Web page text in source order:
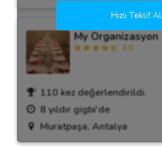
My Organizasyon
4.8
110 kez değerlendirildi.
8 yıldır gigbi'de
Muratpaşa, Antalya
Hızlı Teklif Al